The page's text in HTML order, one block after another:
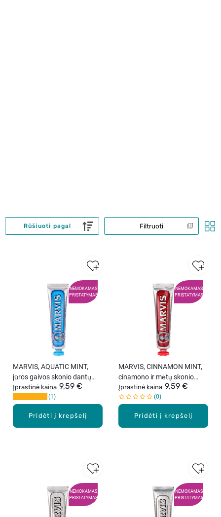
Filtruoti
Rūšiuoti pagal
NEMOKAMAS
PRISTATYMAS
Pridėti į krepšelį
MARVIS, AQUATIC MINT,
jūros gaivos skonio dantų
pasta, 85 ml
Įprastinė kaina 9,59 €
1
NEMOKAMAS
PRISTATYMAS
Pridėti į krepšelį
MARVIS, CINNAMON MINT,
cinamono ir mėtų skonio
dantų pasta, 85 ml
Įprastinė kaina 9,59 €
0
NEMOKAMAS
PRISTATYMAS
NEMOKAMAS
PRISTATYMAS